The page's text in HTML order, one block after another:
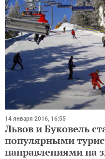
14 января 2016, 16:55
Львов и Буковель
популярными
направлениями на